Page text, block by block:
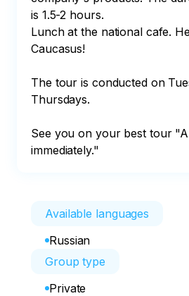
is 1.5-2 hours.
Lunch at the national cafe.
Caucasus!
The tour is conducted on
Thursdays.
See you on your best tour
immediately."
Available languages
Russian
Group type
Private